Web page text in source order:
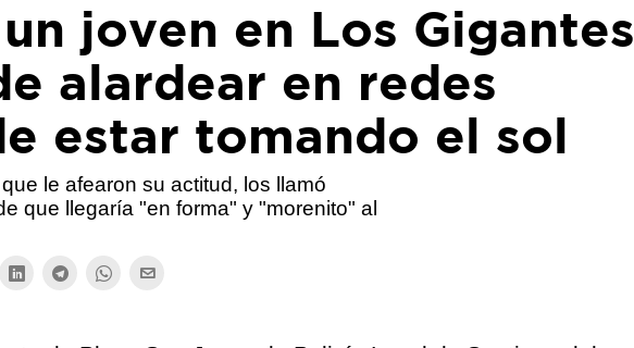
joven en Los Gigantes
alardear en redes
estar tomando el sol
le afearon su actitud, los llamó
que llegaría "en forma" y "morenito" al